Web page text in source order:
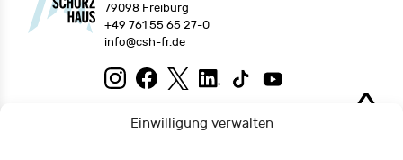
Einwilligung verwalten
79098 Freiburg
+49 761 55 65 27-0
info@csh-fr.de
Widerrufsformular Impressum